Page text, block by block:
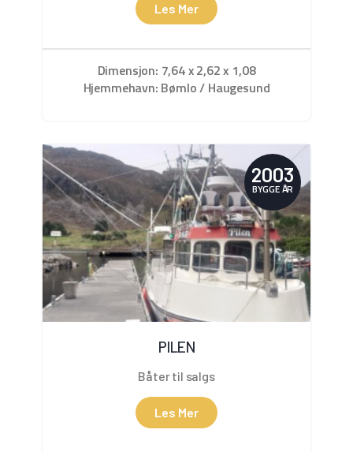
Les Mer
Dimensjon: 7,64 x 2,62 x 1,08
Hjemmehavn: Bømlo / Haugesund
2003
BYGGE ÅR
PILEN
Båter til salgs
Les Mer